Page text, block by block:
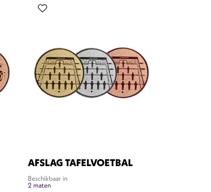
AFSLAG TAFELVOETBAL
Beschikbaar in
2 maten